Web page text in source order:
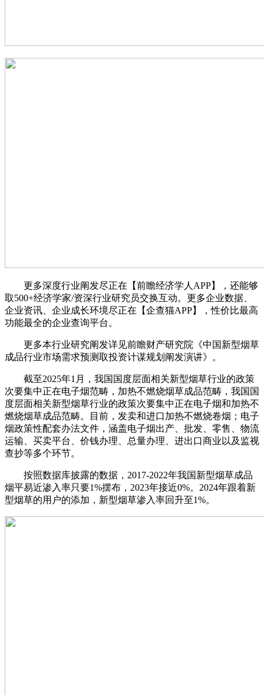
更多深度行业阐发尽正在【前瞻经济学人APP】，还能够
取500+经济学家/资深行业研究员交换互动。更多企业数据、
企业资讯、企业成长环境尽正在【企查猫APP】，性价比最高
功能最全的企业查询平台。
更多本行业研究阐发详见前瞻财产研究院《中国新型烟草
成品行业市场需求预测取投资计谋规划阐发演讲》。
截至2025年1月，我国国度层面相关新型烟草行业的政策
次要集中正在电子烟范畴，加热不燃烧烟草成品范畴，我国国
度层面相关新型烟草行业的政策次要集中正在电子烟和加热不
燃烧烟草成品范畴。目前，发卖和进口加热不燃烧卷烟；电子
烟政策性配套办法文件，涵盖电子烟出产、批发、零售、物流
运输、买卖平台、价钱办理、总量办理、进出口商业以及监视
查抄等多个环节。
按照数据库披露的数据，2017-2022年我国新型烟草成品
烟平易近渗入率只要1%摆布，2023年接近0%。2024年跟着新
型烟草的用户的添加，新型烟草渗入率回升至1%。